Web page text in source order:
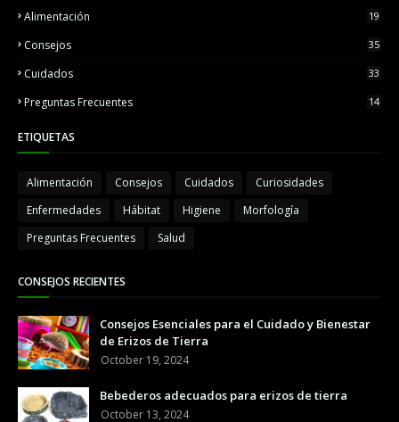
Alimentación 19
Consejos 35
Cuidados 33
Preguntas Frecuentes 14
ETIQUETAS
Alimentación Consejos Cuidados
Curiosidades
Enfermedades
Hábitat Higiene
Morfología
Preguntas Frecuentes
Salud
CONSEJOS RECIENTES
Consejos Esenciales para el Cuidado y Bienestar
de Erizos de Tierra
October 19, 2024
Bebederos adecuados para erizos de tierra
October 13, 2024